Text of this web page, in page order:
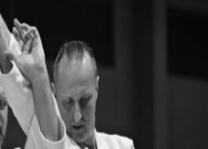
ZAPISY
KONTAKT